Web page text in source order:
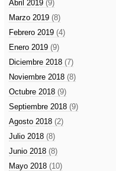
Abril 2019 (9)
Marzo 2019 (8)
Febrero 2019 (4)
Enero 2019 (9)
Diciembre 2018 (7)
Noviembre 2018 (8)
Octubre 2018 (9)
Septiembre 2018 (9)
Agosto 2018 (2)
Julio 2018 (8)
Junio 2018 (8)
Mayo 2018 (10)